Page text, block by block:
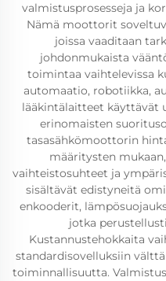
valmistusprosesseja ja
Nämä moottorit
joissa vaaditaan
johdonmukaista
toimintaa vaihtelevissa
automaatio, robotiikka,
lääkintälaitteet käyttävät
erinomaisten
tasasähkömoottorin
määritysten
vaihteistosuhteet ja
sisältävät edistyneitä
enkooderit,
jotka
Kustannustehokkaita
standardisovelluksiin
toiminnallisuutta.